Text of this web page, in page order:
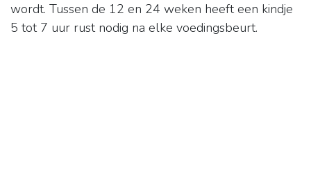
wordt. Tussen de 12 en 24 weken heeft een kindje
5 tot 7 uur rust nodig na elke voedingsbeurt.